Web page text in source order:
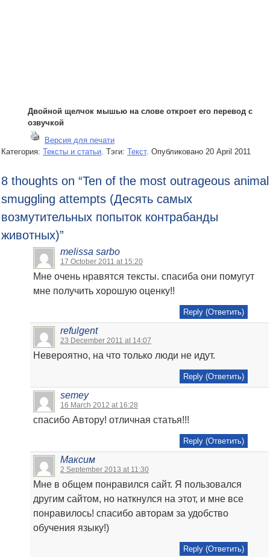
Двойной щелчок мышью на слове откроет его перевод с
озвучкой
Версия для печати
Категория: Тексты и статьи . Тэги: Текст. Опубликовано 20 April 2011
8 thoughts on “Ten of the most outrageous animal
smuggling attempts (Десять самых
возмутительных попыток контрабанды
животных)”
melissa sarbo
17 October 2011 at 15:20
Мне очень нравятся тексты. спасиба они помугут
мне получить хорошую оценку!!
Reply (Ответить)
refulgent
23 December 2011 at 14:07
Невероятно, на что только люди не идут.
Reply (Ответить)
semey
16 March 2012 at 16:28
спасибо Автору! отличная статья!!!
Reply (Ответить)
Максим
2 September 2013 at 11:30
Мне в общем понравился сайт. Я пользовался
другим сайтом, но наткнулся на этот, и мне все
понравилось! спасибо авторам за удобство
обучения языку!)
Reply (Ответить)